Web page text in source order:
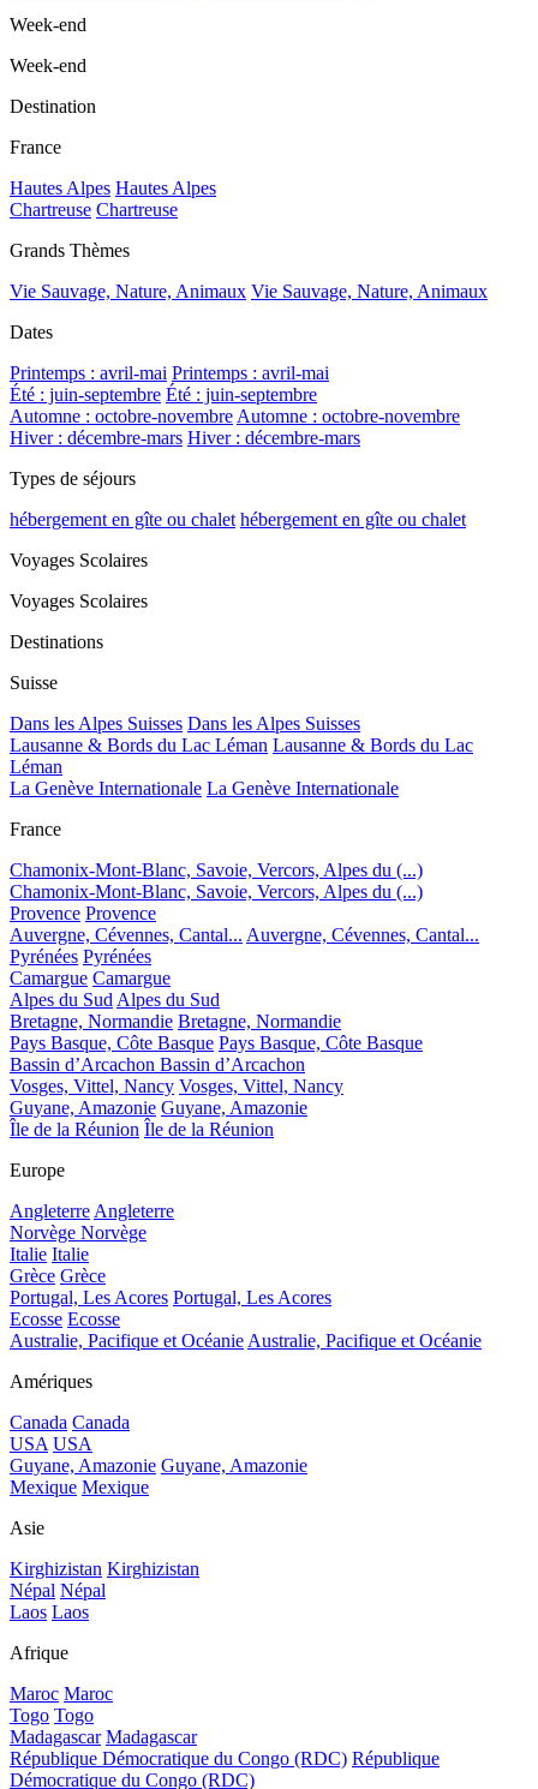
Week-end
Week-end
Destination
France
Hautes Alpes Hautes Alpes
Chartreuse Chartreuse
Grands Thèmes
Vie Sauvage, Nature, Animaux Vie Sauvage, Nature, Animaux
Dates
Printemps : avril-mai Printemps : avril-mai
Été : juin-septembre Été : juin-septembre
Automne : octobre-novembre Automne : octobre-novembre
Hiver : décembre-mars Hiver : décembre-mars
Types de séjours
hébergement en gîte ou chalet hébergement en gîte ou chalet
Voyages Scolaires
Voyages Scolaires
Destinations
Suisse
Dans les Alpes Suisses Dans les Alpes Suisses
Lausanne & Bords du Lac Léman Lausanne & Bords du Lac
Léman
La Genève Internationale La Genève Internationale
France
Chamonix-Mont-Blanc, Savoie, Vercors, Alpes du (...)
Chamonix-Mont-Blanc, Savoie, Vercors, Alpes du (...)
Provence Provence
Auvergne, Cévennes, Cantal... Auvergne, Cévennes, Cantal...
Pyrénées Pyrénées
Camargue Camargue
Alpes du Sud Alpes du Sud
Bretagne, Normandie Bretagne, Normandie
Pays Basque, Côte Basque Pays Basque, Côte Basque
Bassin d’Arcachon Bassin d’Arcachon
Vosges, Vittel, Nancy Vosges, Vittel, Nancy
Guyane, Amazonie Guyane, Amazonie
Île de la Réunion Île de la Réunion
Europe
Angleterre Angleterre
Norvège Norvège
Italie Italie
Grèce Grèce
Portugal, Les Acores Portugal, Les Acores
Ecosse Ecosse
Australie, Pacifique et Océanie Australie, Pacifique et Océanie
Amériques
Canada Canada
USA USA
Guyane, Amazonie Guyane, Amazonie
Mexique Mexique
Asie
Kirghizistan Kirghizistan
Népal Népal
Laos Laos
Afrique
Maroc Maroc
Togo Togo
Madagascar Madagascar
République Démocratique du Congo (RDC) République
Démocratique du Congo (RDC)